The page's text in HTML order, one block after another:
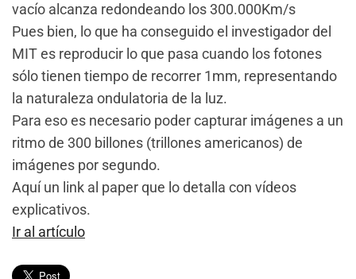
vacío alcanza redondeando los 300.000Km/s
Pues bien, lo que ha conseguido el investigador del
MIT es reproducir lo que pasa cuando los fotones
sólo tienen tiempo de recorrer 1mm, representando
la naturaleza ondulatoria de la luz.
Para eso es necesario poder capturar imágenes a un
ritmo de 300 billones (trillones americanos) de
imágenes por segundo.
Aquí un link al paper que lo detalla con vídeos
explicativos.
Ir al artículo